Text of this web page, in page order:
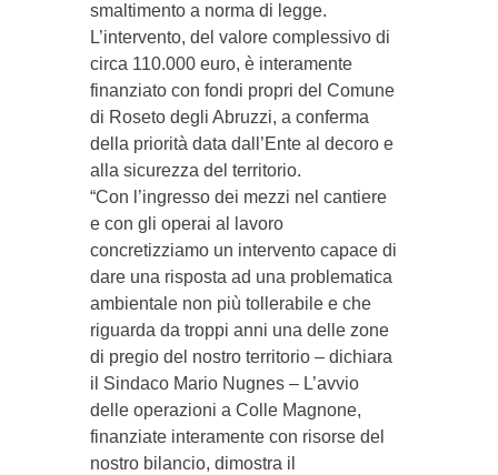
smaltimento a norma di legge.
L’intervento, del valore complessivo di
circa 110.000 euro, è interamente
finanziato con fondi propri del Comune
di Roseto degli Abruzzi, a conferma
della priorità data dall’Ente al decoro e
alla sicurezza del territorio.
“Con l’ingresso dei mezzi nel cantiere
e con gli operai al lavoro
concretizziamo un intervento capace di
dare una risposta ad una problematica
ambientale non più tollerabile e che
riguarda da troppi anni una delle zone
di pregio del nostro territorio – dichiara
il Sindaco Mario Nugnes – L’avvio
delle operazioni a Colle Magnone,
finanziate interamente con risorse del
nostro bilancio, dimostra il